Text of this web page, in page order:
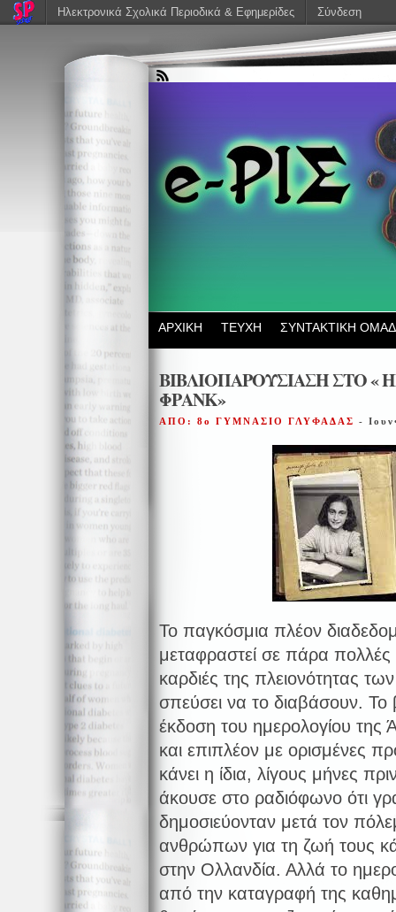
ΑΡΧΙΚΗ ΤΕΥΧΗ ΣΥΝΤΑΚΤΙΚΗ
ΒΙΒΛΙΟΠΑΡΟΥΣΙΑΣΗ ΣΤΟ «
ΦΡΑΝΚ»
ΑΠΟ: 8ο ΓΥΜΝΑΣΙΟ ΓΛΥΦΑΔΑΣ -
Το παγκόσμια πλέον
μεταφραστεί σε πάρα πολλές
καρδιές της πλειονότητας
σπεύσει να το διαβάσουν. Το
έκδοση του ημερολογίου
και επιπλέον με ορισμένες
κάνει η ίδια, λίγους μήνες
άκουσε στο ραδιόφωνο ότι
δημοσιεύονταν μετά τον
ανθρώπων για τη ζωή τους
στην Ολλανδία. Αλλά το
από την καταγραφή της
Ηλεκτρονικά Σχολικά Περιοδικά & Εφημερίδες Σύνδεση